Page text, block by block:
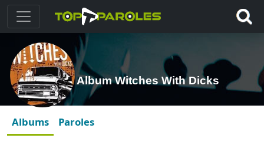
Album Witches With Dicks
Albums Paroles